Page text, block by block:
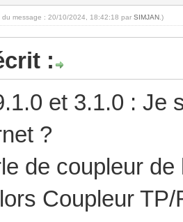
du message : 20/10/2024, 18:42:18 par SIMJAN .)
:
et 3.1.0 : Je
?
de coupleur
Coupleur TP/